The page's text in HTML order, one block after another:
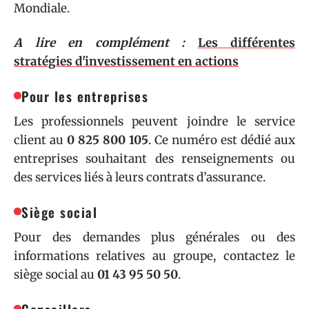
Mondiale.
A lire en complément :
Les différentes
stratégies d'investissement en actions
Pour les entreprises
Les professionnels peuvent joindre le service
client au 0 825 800 105. Ce numéro est dédié aux
entreprises souhaitant des renseignements ou
des services liés à leurs contrats d’assurance.
Siège social
Pour des demandes plus générales ou des
informations relatives au groupe, contactez le
siège social au 01 43 95 50 50.